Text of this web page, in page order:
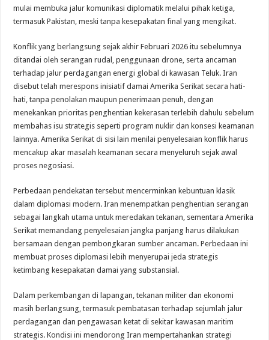
mulai membuka jalur komunikasi diplomatik melalui pihak ketiga,
termasuk Pakistan, meski tanpa kesepakatan final yang mengikat.
Konflik yang berlangsung sejak akhir Februari 2026 itu sebelumnya
ditandai oleh serangan rudal, penggunaan drone, serta ancaman
terhadap jalur perdagangan energi global di kawasan Teluk. Iran
disebut telah merespons inisiatif damai Amerika Serikat secara hati-
hati, tanpa penolakan maupun penerimaan penuh, dengan
menekankan prioritas penghentian kekerasan terlebih dahulu sebelum
membahas isu strategis seperti program nuklir dan konsesi keamanan
lainnya. Amerika Serikat di sisi lain menilai penyelesaian konflik harus
mencakup akar masalah keamanan secara menyeluruh sejak awal
proses negosiasi.
Perbedaan pendekatan tersebut mencerminkan kebuntuan klasik
dalam diplomasi modern. Iran menempatkan penghentian serangan
sebagai langkah utama untuk meredakan tekanan, sementara Amerika
Serikat memandang penyelesaian jangka panjang harus dilakukan
bersamaan dengan pembongkaran sumber ancaman. Perbedaan ini
membuat proses diplomasi lebih menyerupai jeda strategis
ketimbang kesepakatan damai yang substansial.
Dalam perkembangan di lapangan, tekanan militer dan ekonomi
masih berlangsung, termasuk pembatasan terhadap sejumlah jalur
perdagangan dan pengawasan ketat di sekitar kawasan maritim
strategis. Kondisi ini mendorong Iran mempertahankan strategi